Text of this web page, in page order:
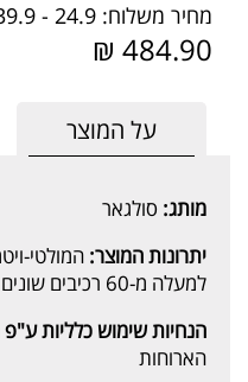
מחיר משלוח: 24.9 - 39.9 ₪
484.90 ₪
על המוצר
מותג: סולגאר
יתרונות המוצר: המולטי-
למעלה מ-60 רכיבים שונים!
הנחיות שימוש כלליות ע"פ
הארוחות